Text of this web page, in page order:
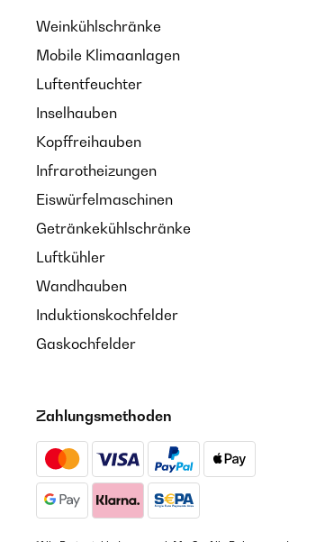
Weinkühlschränke
Mobile Klimaanlagen
Luftentfeuchter
Inselhauben
Kopffreihauben
Infrarotheizungen
Eiswürfelmaschinen
Getränkekühlschränke
Luftkühler
Wandhauben
Induktionskochfelder
Gaskochfelder
Zahlungsmethoden